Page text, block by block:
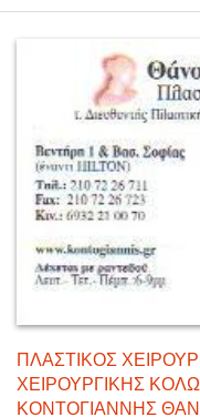
ΠΛΑΣΤΙΚΟΣ
ΧΕΙΡΟΥΡΓΙΚΗΣ
ΚΟΝΤΟΓΙΑΝΝΗΣ